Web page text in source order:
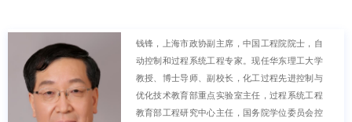
钱锋，上海市政协副主席，中国工程院院士，自
动控制和过程系统工程专家。现任华东理工大学
教授、博士导师、副校长，化工过程先进控制与
优化技术教育部重点实验室主任，过程系统工程
教育部工程研究中心主任，国务院学位委员会控